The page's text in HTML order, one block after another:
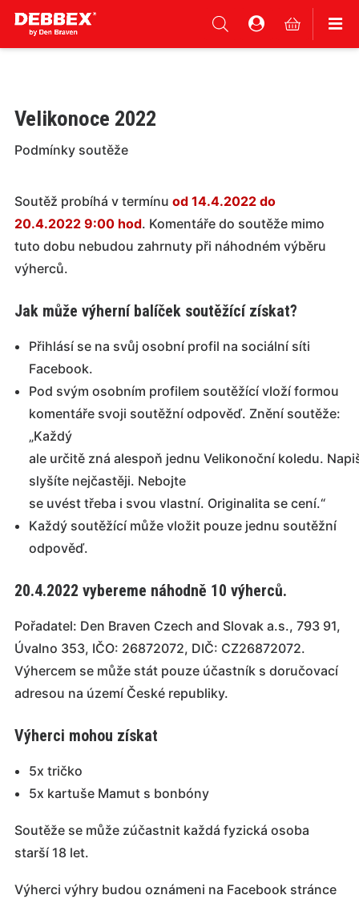
Velikonoce 2022
Podmínky soutěže
Soutěž probíhá v termínu od 14.4.2022 do
20.4.2022 9:00 hod. Komentáře do soutěže mimo
tuto dobu nebudou zahrnuty při náhodném výběru
výherců.
Jak může výherní balíček soutěžící získat?
Přihlásí se na svůj osobní profil na sociální síti
Facebook.
Pod svým osobním profilem soutěžící vloží formou
komentáře svoji soutěžní odpověď. Znění soutěže:
„Každý
ale určitě zná alespoň jednu Velikonočníkoledu.
slyšíte nejčastěji. Nebojte
se uvést třeba i svou vlastní. Originalita se cení.“
Každý soutěžící může vložit pouze jednu soutěžní
odpověď.
20.4.2022 vybereme náhodně 10 výherců.
Pořadatel: Den Braven Czech and Slovak a.s., 793 91,
Úvalno 353, IČO: 26872072, DIČ: CZ26872072.
Výhercem se může stát pouze účastník s doručovací
adresou na území České republiky.
Výherci mohou získat
5x tričko
5x kartuše Mamut s bonbóny
Soutěže se může zúčastnit každá fyzická osoba
starší 18 let.
Výherci výhry budou oznámeni na Facebook stránce